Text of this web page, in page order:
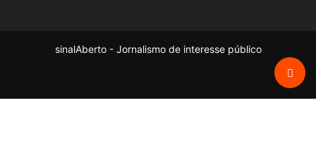
sinalAberto - Jornalismo de interesse público